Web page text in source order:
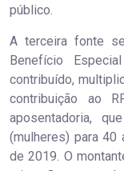
público.
A terceira fonte
Benefício
contribuído,
contribuição ao
aposentadoria,
(mulheres) para 40
de 2019. O